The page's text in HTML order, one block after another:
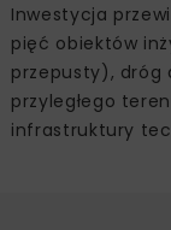
Inwestycja
pięć obiektów
przepusty), dróg
przyległego
infrastruktury